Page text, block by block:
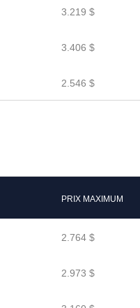
3.219 $
3.406 $
2.546 $
PRIX MAXIMUM
2.764 $
2.973 $